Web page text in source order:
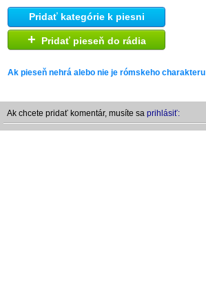
Pridať kategórie k piesni
+ Pridať pieseň do rádia
Ak pieseň nehrá alebo nie je rómskeho charakteru
Ak chcete pridať komentár, musíte sa prihlásiť: